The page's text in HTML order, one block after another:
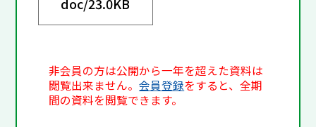
非会員の方は公開から一年を超えた資料は
閲覧出来ません。会員登録をすると、全期
間の資料を閲覧できます。